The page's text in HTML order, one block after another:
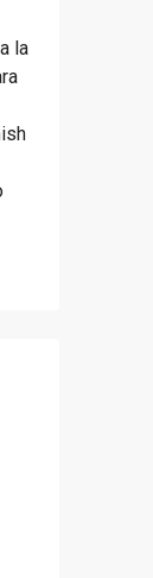
la